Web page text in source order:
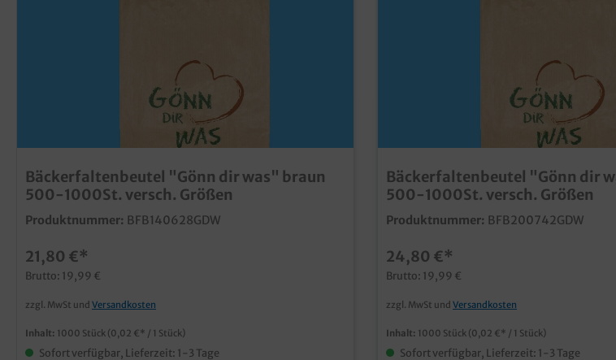
Bäckerfaltenbeutel "Gönn dir was" braun
500-1000St. versch. Größen
Produktnummer: BFB140628GDW
21,80 €*
Brutto: 19,99 €
zzgl. MwSt und Versandkosten
Inhalt: 1000 Stück (0,02 €* / 1 Stück)
Sofort verfügbar, Lieferzeit: 1-3 Tage
Bäckerfaltenbeutel "Gönn dir
500-1000St. versch. Größen
Produktnummer: BFB200742GDW
24,80 €*
Brutto: 19,99 €
zzgl. MwSt und Versandkosten
Inhalt: 1000 Stück (0,02 €* / 1 Stück)
Sofort verfügbar, Lieferzeit: 1-3 Tage